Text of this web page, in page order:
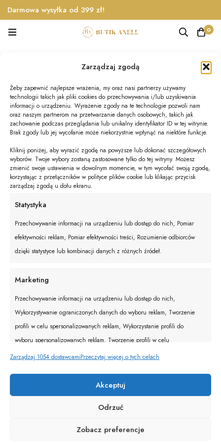
Zarządzaj zgodą
Żeby zapewnić najlepsze wrażenia, my oraz nasi partnerzy używamy
technologii takich jak pliki cookies do przechowywania i/lub uzyskiwania
informacji o urządzeniu. Wyrażenie zgody na te technologie pozwoli nam
oraz naszym partnerom na przetwarzanie danych osobowych, takich jak
zachowanie podczas przeglądania lub unikalny identyfikator ID w tej witrynie.
Brak zgody lub jej wycofanie może niekorzystnie wpłynąć na niektóre funkcje.
Kliknij poniżej, aby wyrazić zgodę na powyższe lub dokonać szczegółowych
wyborów. Twoje wybory zostaną zastosowane tylko do tej witryny. Możesz
zmienić swoje ustawienia w dowolnym momencie, w tym wycofać swoją zgodę,
korzystając z przełączników w polityce plików cookie lub klikając przycisk
zarządzaj zgodą u dołu ekranu.
Statystyka
Przechowywanie informacji na urządzeniu lub dostęp do nich, Pomiar
efektywności reklam, Pomiar efektywności treści, Rozumienie odbiorców
dzięki statystyce lub kombinacji danych z różnych źródeł.
Marketing
Przechowywanie informacji na urządzeniu lub dostęp do nich,
Wykorzystywanie ograniczonych danych do wyboru reklam, Tworzenie
profili w celu spersonalizowanych reklam, Wykorzystanie profili do
wyboru spersonalizowanych reklam, Tworzenie profili w celu
personalizacji treści, Wykorzystywanie profili w celu doboru
ograniczonych danych do wyboru treści.
Dopasowanie i łączenie danych z innych źródeł,
Zarządzaj 1054 dostawcamiPrzeczytaj więcej o tych celach
Akceptuj
Odrzuć
Zobacz preferencje
Darmowa wysyłka od 399 zł!
0
kombinezon na święta
Nie znaleziono produktów, których szukasz.